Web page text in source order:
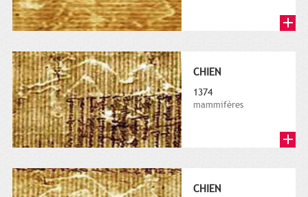
CHIEN
1374
mammifères
CHIEN